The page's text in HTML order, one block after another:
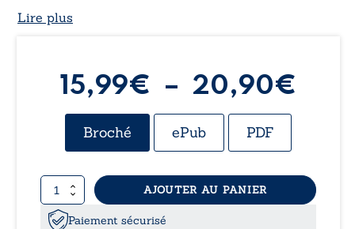
philosophie, permet de démontrer l’efficacité de
cette théorie, de décrire la structuration de l’espace
Lire plus
15,99€ – 20,90€
Broché ePub PDF
quantité
de
Qu’est-
AJOUTER AU PANIER
Paiement sécurisé